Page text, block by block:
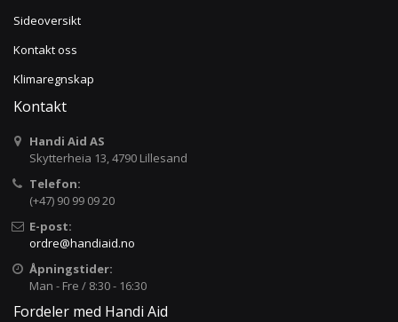
Sideoversikt
Kontakt oss
Klimaregnskap
Kontakt
Handi Aid AS
Skytterheia 13, 4790 Lillesand
Telefon:
(+47) 90 99 09 20
E-post:
ordre@handiaid.no
Åpningstider:
Man - Fre / 8:30 - 16:30
Fordeler med Handi Aid